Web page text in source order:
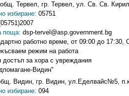
Тервел, гр. Тервел, ул. Св. Св.
избиране: 05751
поща: dsp-tervel@asp.government.bg
работно време, от 09:00 до
режим на работа
достъп за хора с увреждания
Видин"
Видин, гр. Видин, ул.Еделвайс№5,
избиране: 094